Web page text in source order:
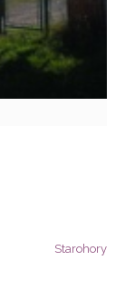
Starohory